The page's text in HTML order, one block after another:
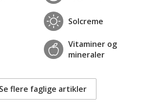
Solcreme
Vitaminer og
mineraler
Se flere faglige artikler